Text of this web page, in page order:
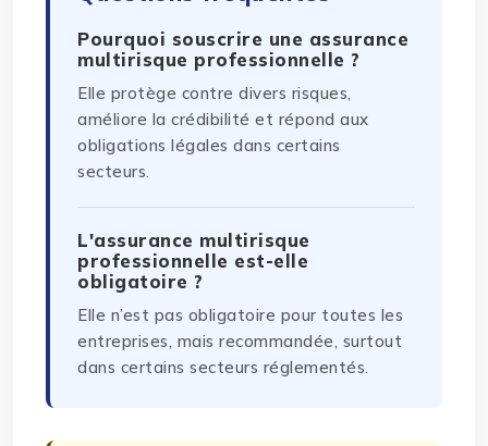
Pourquoi souscrire une assurance
multirisque professionnelle ?
Elle protège contre divers risques,
améliore la crédibilité et répond aux
obligations légales dans certains
secteurs.
L'assurance multirisque
professionnelle est-elle
obligatoire ?
Elle n’est pas obligatoire pour toutes les
entreprises, mais recommandée, surtout
dans certains secteurs réglementés.